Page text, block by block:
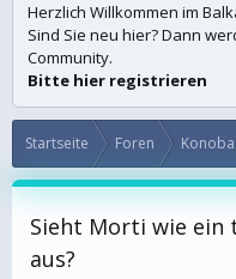
Herzlich Willkommen im
Sind Sie neu hier? Dann
Community.
Bitte hier registrieren
Startseite Foren Konoba
Sieht Morti wie ein
aus?